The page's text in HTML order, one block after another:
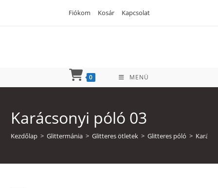
Fiókom Kosár Kapcsolat
0 MENÜ
Karácsonyi póló 03
Kezdőlap > Glittermánia > Glitteres ötletek > Glitteres póló >